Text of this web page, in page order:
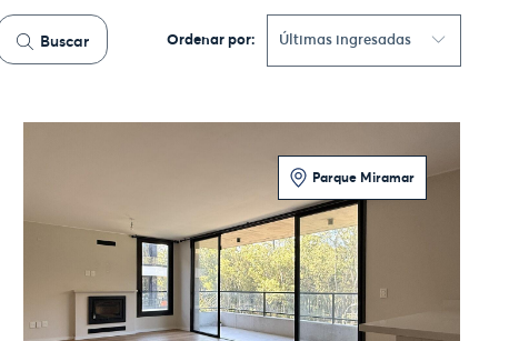
Buscar Ordenar por: Últimas ingresadas
Parque Miramar
3 Dormitorios